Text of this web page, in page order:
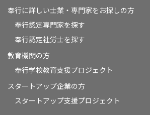
奉行に詳しい士業・専門家をお探しの方
奉行認定専門家を探す
奉行認定社労士を探す
教育機関の方
奉⾏学校教育⽀援プロジェクト
スタートアップ企業の方
スタートアップ支援プロジェクト